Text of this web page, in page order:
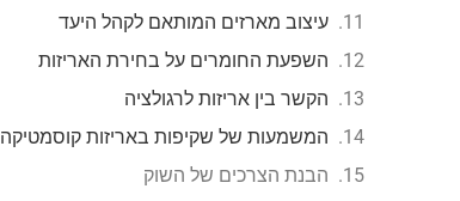
עיצוב מארזים המותאם לקהל היעד
השפעת החומרים על בחירת האריזות
הקשר בין אריזות לרגולציה
המשמעות של שקיפות באריזות קוסמטיקה
הבנת הצרכים של השוק